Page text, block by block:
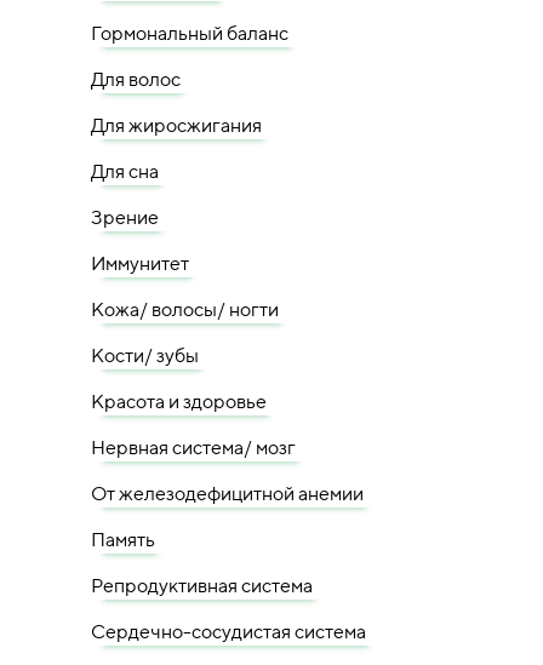
Гормональный баланс
Для волос
Для жиросжигания
Для сна
Зрение
Иммунитет
Кожа/ волосы/ ногти
Кости/ зубы
Красота и здоровье
Нервная система/ мозг
От железодефицитной анемии
Память
Репродуктивная система
Сердечно-сосудистая система